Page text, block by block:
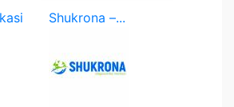
Shukrona –...